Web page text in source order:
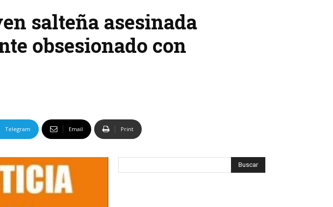
salteña asesinada
obsesionado con
Telegram Email Print